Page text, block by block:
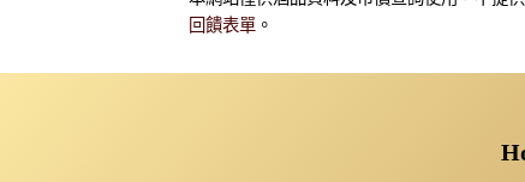
回饋表單 。